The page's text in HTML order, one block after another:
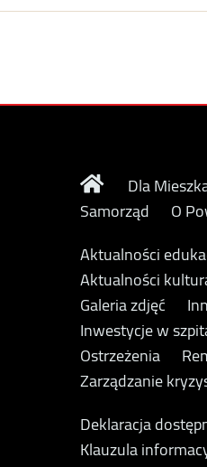
Dla
Samorząd
O
Aktualności
Aktualności
Galeria zdjęć
Inwestycje w
Ostrzeżenia
Zarządzanie
Deklaracja
Klauzula